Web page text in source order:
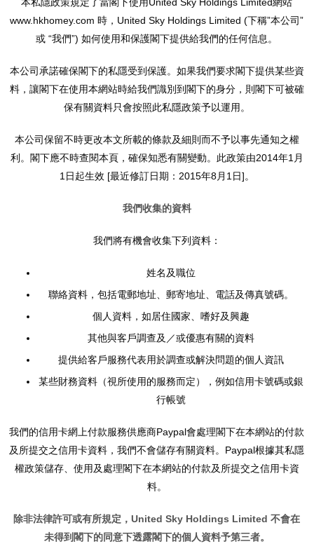
www.hkhomey.com 時，United Sky Holdings Limited (下稱”本公司”
或 “我們”) 如何使用和保護閣下提供給我們的任何信息。
本公司承諾確保閣下的私隱受到保護。如果我們要求閣下提供某些資
料，讓閣下在使用本網站時給我們識別到閣下的身分，則閣下可被確
保有關資料只會按照此私隱政策予以運用。
本公司保留不時更改本文所載的條款及細則而不予以事先通知之權
利。閣下應不時查閱本頁，確保知悉有關變動。此政策由2014年1月
1日起生效 [最近修訂日期：2015年8月1日]。
我們收集的資料
我們將有機會收集下列資料：
姓名及職位
聯絡資料，包括電郵地址、郵寄地址、電話及傳真號碼。
個人資料，如居住國家、嗜好及興趣
其他與客戶調查及／或優惠有關的資料
提供給客戶服務代表用於調查或解決問題的個人資訊
某些財務資料（視所使用的服務而定），例如信用卡號碼或銀
行帳號
我們的信用卡網上付款服務供應商Paypal會處理閣下在本網站的付款
及所提交之信用卡資料，我們不會儲存有關資料。Paypal根據其私隱
權政策儲存、使用及處理閣下在本網站的付款及所提交之信用卡資
料。
除非法律許可或有所規定，United Sky Holdings Limited 不會在
未得到閣下的同意下透露閣下的個人資料予第三者。